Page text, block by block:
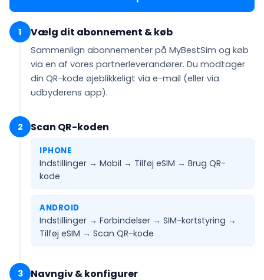
1 Vælg dit abonnement & køb
Sammenlign abonnementer på MyBestSim og køb
via en af vores partnerleverandører. Du modtager
din QR-kode øjeblikkeligt via e-mail (eller via
udbyderens app).
2 Scan QR-koden
IPHONE
Indstillinger → Mobil → Tilføj eSIM → Brug QR-
kode
ANDROID
Indstillinger → Forbindelser → SIM-kortstyring →
Tilføj eSIM → Scan QR-kode
3 Navngiv & konfigurer